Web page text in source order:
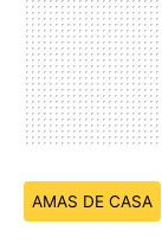
Temas:
AMAS DE CASA